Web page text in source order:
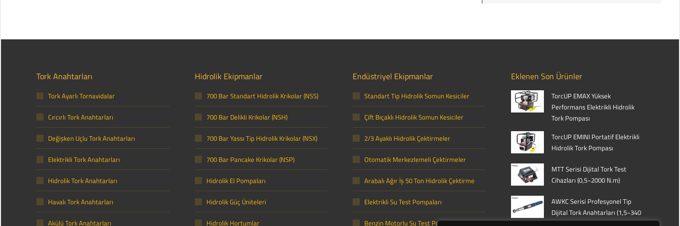
Tork Anahtarları
Tork Ayarlı Tornavidalar
Cırcırlı Tork Anahtarları
Değişken Uçlu Tork Anahtarları
Elektrikli Tork Anahtarları
Hidrolik Tork Anahtarları
Havalı Tork Anahtarları
Akülü Tork Anahtarları
Hidrolik Ekipmanlar
700 Bar Standart Hidrolik Krikolar (NSS)
700 Bar Delikli Krikolar (NSH)
700 Bar Yassı Tip Hidrolik Krikolar (NSX)
700 Bar Pancake Krikolar (NSP)
Hidrolik El Pompaları
Hidrolik Güç Üniteleri
Hidrolik Hortumlar
Endüstriyel Ekipmanlar
Standart Tip Hidrolik Somun Kesiciler
Çift Bıçaklı Hidrolik Somun Kesiciler
2/3 Ayaklı Hidrolik Çektirmeler
Otomatik Merkezlemeli Çektirmeler
Arabalı Ağır İş 50 Ton Hidrolik Çektirme
Elektrikli Su Test Pompaları
Benzin Motorlu Su Test Pompaları
Eklenen Son Ürünler
TorcUP EMAX Yüksek
Performans Elektrikli Hidrolik
Tork Pompası
TorcUP EMINI Portatif Elektrikli
Hidrolik Tork Pompası
MTT Serisi Dijital Tork Test
Cihazları (0,5~2000 N.m)
AWKC Serisi Profesyonel Tip
Dijital Tork Anahtarları (1,5~340
N.m)